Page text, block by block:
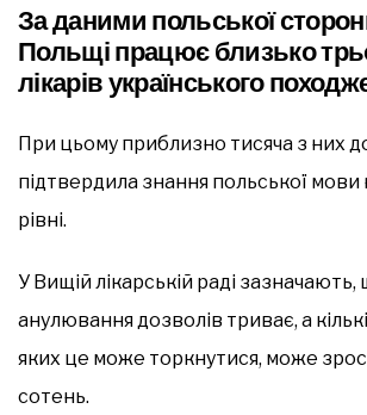
За даними польської
Польщі працює близько
лікарів українського
При цьому приблизно тисяча з них
підтвердила знання польської мови
рівні.
У Вищій лікарській раді
анулювання дозволів триває, а
яких це може торкнутися, може
сотень.